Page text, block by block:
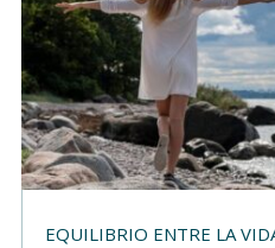
EQUILIBRIO ENTRE LA